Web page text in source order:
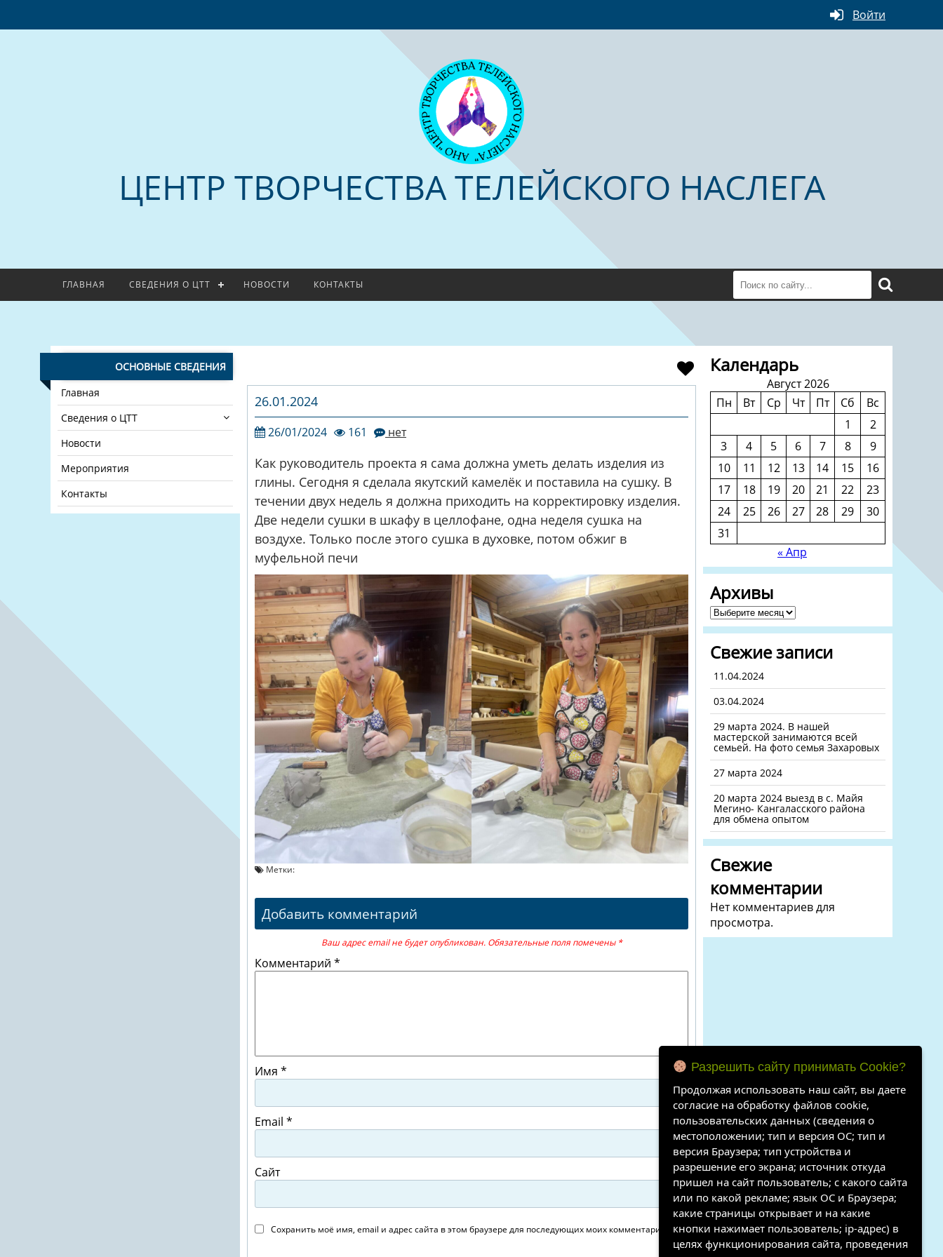
Войти
ЦЕНТР ТВОРЧЕСТВА ТЕЛЕЙСКОГО НАСЛЕГА
ГЛАВНАЯ СВЕДЕНИЯ О ЦТТ НОВОСТИ КОНТАКТЫ
ОСНОВНЫЕ СВЕДЕНИЯ
Главная
Сведения о ЦТТ
Новости
Мероприятия
Контакты
26.01.2024
26/01/2024 161 нет
Как руководитель проекта я сама должна уметь делать изделия из
глины. Сегодня я сделала якутский камелёк и поставила на сушку. В
течении двух недель я должна приходить на корректировку изделия.
Две недели сушки в шкафу в целлофане, одна неделя сушка на
воздухе. Только после этого сушка в духовке, потом обжиг в
муфельной печи
Метки:
Добавить комментарий
Ваш адрес email не будет опубликован. Обязательные поля помечены *
Комментарий *
Имя *
Email *
Сайт
Сохранить моё имя, email и адрес сайта в этом браузере для последующих моих комментариев.
Календарь
Август 2026
Пн
Вт Ср Чт Пт Сб
Вс
1
2
3
4 5 6 7 8
9
10
11 12 13 14 15
16
17
18 19 20 21 22
23
24
25 26 27 28 29
30
31
« Апр
Архивы
Архивы
Свежие записи
11.04.2024
03.04.2024
29 марта 2024. В нашей
мастерской занимаются всей
семьей. На фото семья Захаровых
27 марта 2024
20 марта 2024 выезд в с. Майя
Мегино- Кангаласского района
для обмена опытом
Свежие
комментарии
Нет комментариев для
просмотра.
Разрешить сайту принимать Cookie?
Продолжая использовать наш сайт, вы даете
согласие на обработку файлов cookie,
пользовательских данных (сведения о
местоположении; тип и версия ОС; тип и
версия Браузера; тип устройства и
разрешение его экрана; источник откуда
пришел на сайт пользователь; с какого сайта
или по какой рекламе; язык ОС и Браузера;
какие страницы открывает и на какие
кнопки нажимает пользователь; ip-адрес) в
целях функционирования сайта, проведения